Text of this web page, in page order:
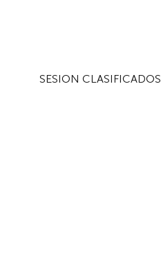
SESION CLASIFICADOS